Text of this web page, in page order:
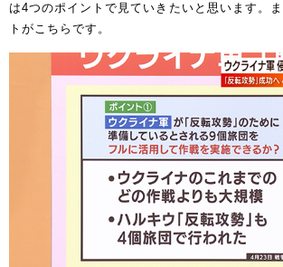
は4つのポイントで見ていきたいと思います。
トがこちらです。